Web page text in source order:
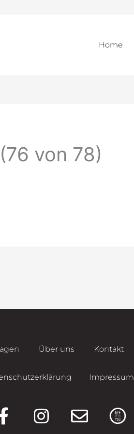
Home
von 78)
Über uns Kontakt
Impressum
F
I
E